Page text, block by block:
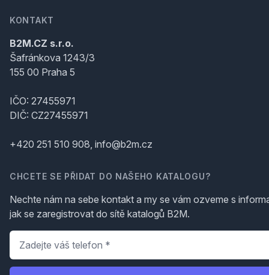
KONTAKT
B2M.CZ s.r.o.
Šafránkova 1243/3
155 00 Praha 5
IČO: 27455971
DIČ: CZ27455971
+420 251 510 908, info@b2m.cz
CHCETE SE PŘIDAT DO NAŠEHO KATALOGU?
Nechte nám na sebe kontakt a my se vám ozveme s
jak se zaregistrovat do sítě katalogů B2M.
Telefon